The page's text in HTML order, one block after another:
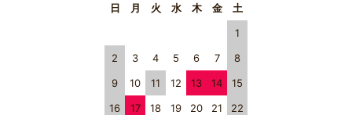
日 月 火 水 木 金
土
1
2
3 4 5 6 7
8
9
10 11 12 13 14
15
16
17 18 19 20 21
22